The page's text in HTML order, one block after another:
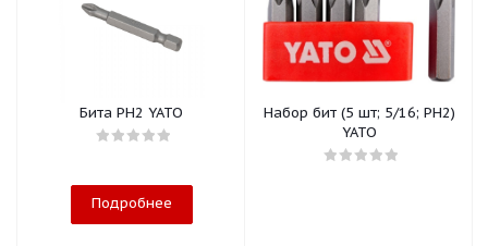
Бита PH2 YATO
Подробнее
Набор бит (5 шт; 5/16; PH2)
YATO